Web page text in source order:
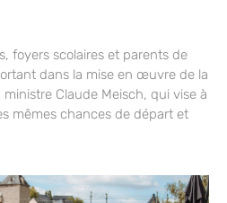
foyers scolaires et parents de
dans la mise en œuvre de la
Claude Meisch, qui vise à
mêmes chances de départ et